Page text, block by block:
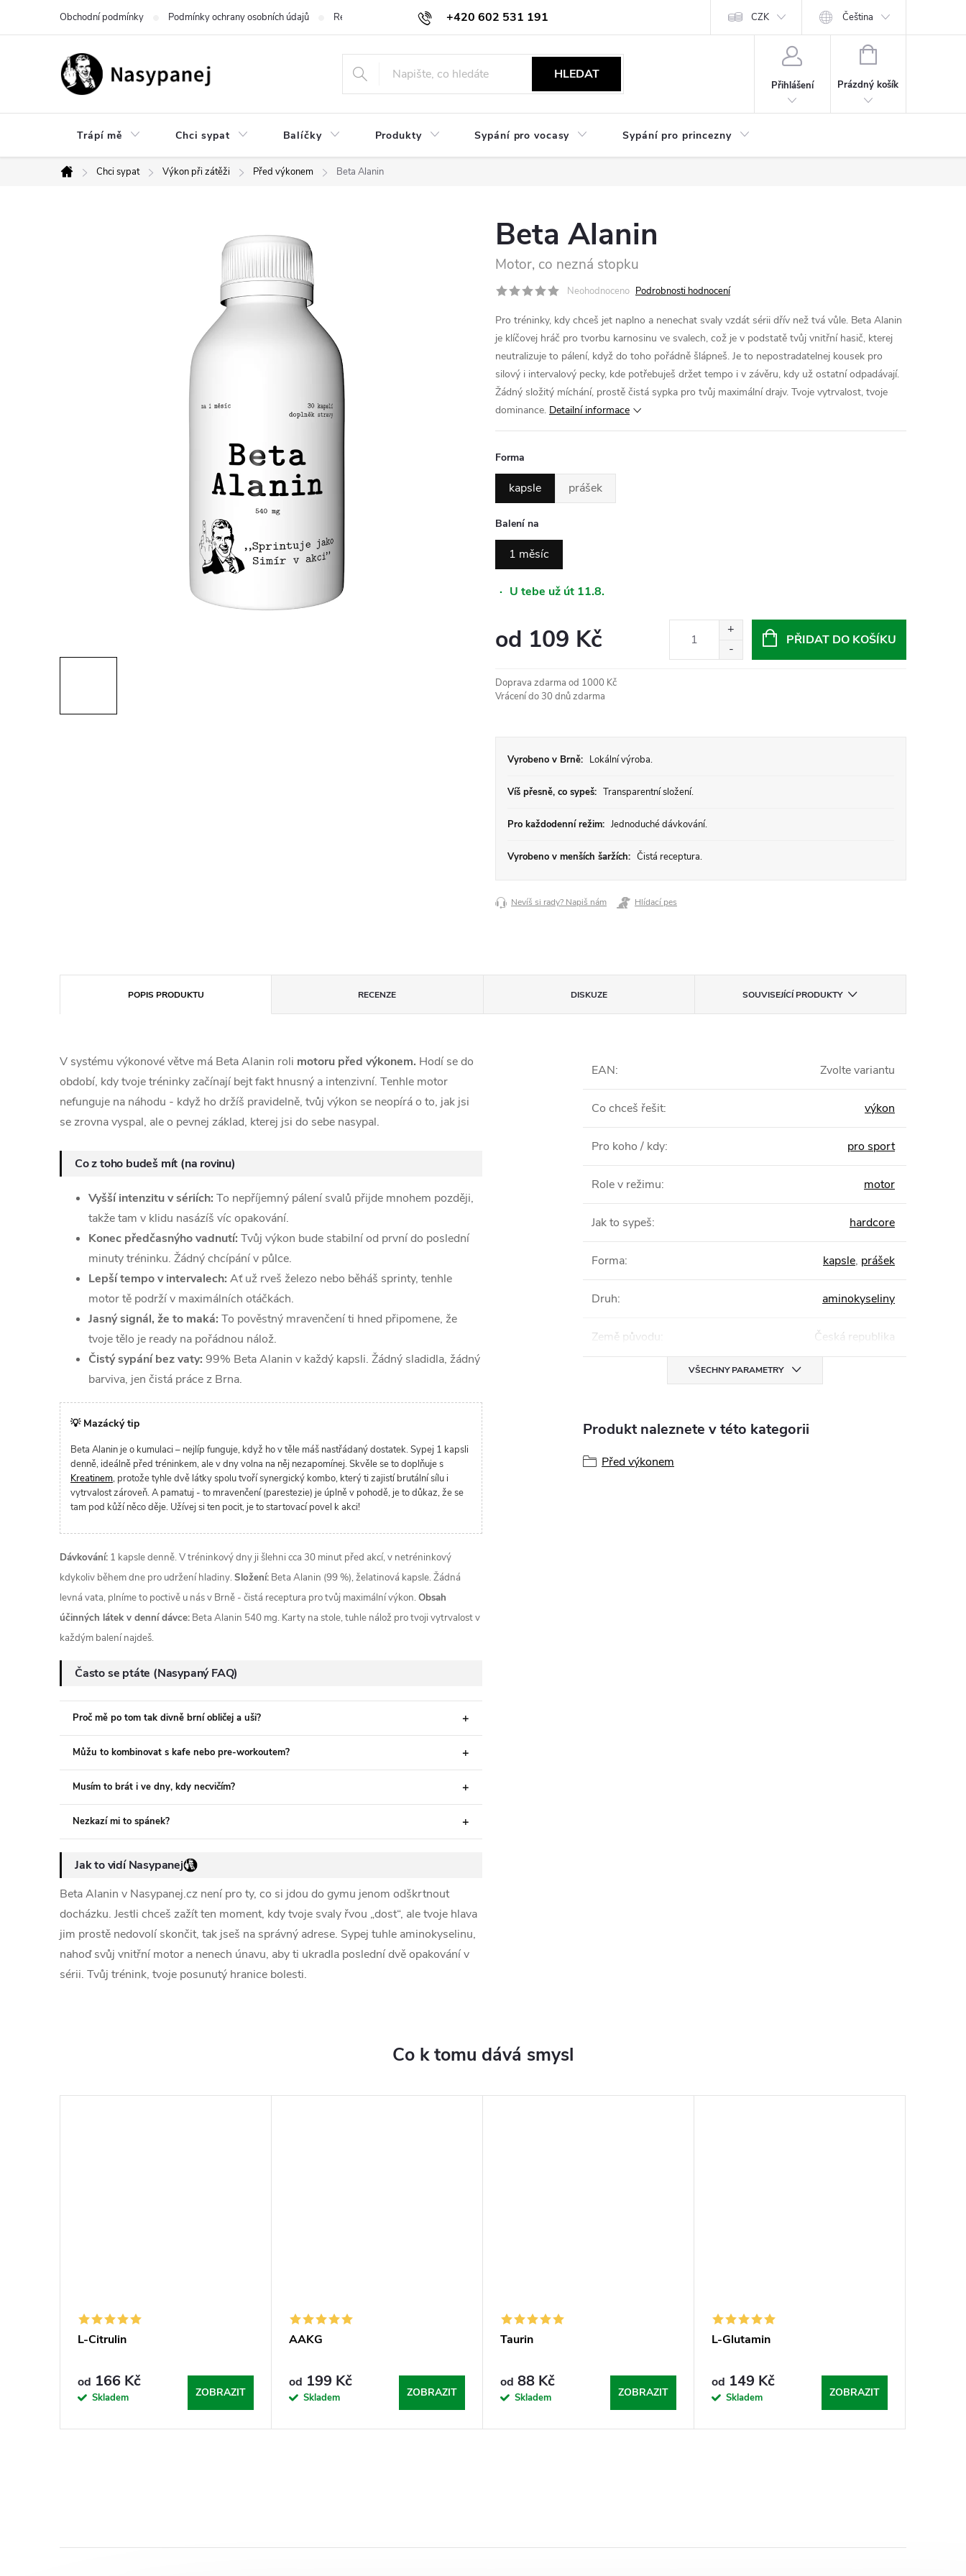
+420 602 531 191
Obchodní podmínky Podmínky ochrany osobních údajů Reklamace a vrácení Obchodní sdělení Hodnocení obchodu CZK Čeština
HLEDAT
Přihlášení
NÁKUPNÍ
Prázdný košík
Trápí mě Chci sypat Balíčky Produkty Sypání pro vocasy Sypání pro princezny
Domů
Chci sypat Výkon při zátěži Před výkonem Beta Alanin
Beta Alanin
Motor, co nezná stopku
Neohodnoceno Podrobnosti hodnocení
Pro tréninky, kdy chceš jet naplno a nenechat svaly vzdát sérii dřív než tvá vůle. Beta Alanin
je klíčovej hráč pro tvorbu karnosinu ve svalech, což je v podstatě tvůj vnitřní hasič, kterej
neutralizuje to pálení, když do toho pořádně šlápneš. Je to nepostradatelnej kousek pro
silový i intervalový pecky, kde potřebuješ držet tempo i v závěru, kdy už ostatní odpadávají.
Žádný složitý míchání, prostě čistá sypka pro tvůj maximální drajv. Tvoje vytrvalost, tvoje
dominance. Detailní informace
Forma
kapsle prášek
Balení na
1 měsíc
· U tebe už út 11.8.
od 109 Kč
cena:
PŘIDAT DO KOŠÍKU
Doprava zdarma od 1000 Kč
Vrácení do 30 dnů zdarma
Vyrobeno v Brně: Lokální výroba.
Víš přesně, co sypeš: Transparentní složení.
Pro každodenní režim: Jednoduché dávkování.
Vyrobeno v menších šaržích: Čistá receptura.
Nevíš si rady? Napiš nám Hlídací pes
POPIS PRODUKTU RECENZE DISKUZE SOUVISEJÍCÍ PRODUKTY
V systému výkonové větve má Beta Alanin roli motoru před výkonem. Hodí se do
období, kdy tvoje tréninky začínají bejt fakt hnusný a intenzivní. Tenhle motor
nefunguje na náhodu - když ho držíš pravidelně, tvůj výkon se neopírá o to, jak jsi
se zrovna vyspal, ale o pevnej základ, kterej jsi do sebe nasypal.
Co z toho budeš mít (na rovinu)
Vyšší intenzitu v sériích: To nepříjemný pálení svalů přijde mnohem později,
takže tam v klidu nasázíš víc opakování.
Konec předčasnýho vadnutí: Tvůj výkon bude stabilní od první do poslední
minuty tréninku. Žádný chcípání v půlce.
Lepší tempo v intervalech: Ať už rveš železo nebo běháš sprinty, tenhle
motor tě podrží v maximálních otáčkách.
Jasný signál, že to maká: To pověstný mravenčení ti hned připomene, že
tvoje tělo je ready na pořádnou nálož.
Čistý sypání bez vaty: 99% Beta Alanin v každý kapsli. Žádný sladidla, žádný
barviva, jen čistá práce z Brna.
💡 Mazácký tip
Beta Alanin je o kumulaci – nejlíp funguje, když ho v těle máš nastřádaný dostatek. Sypej 1 kapsli
denně, ideálně před tréninkem, ale v dny volna na něj nezapomínej. Skvěle se to doplňuje s
Kreatinem, protože tyhle dvě látky spolu tvoří synergický kombo, který ti zajistí brutální sílu i
vytrvalost zároveň. A pamatuj - to mravenčení (parestezie) je úplně v pohodě, je to důkaz, že se
tam pod kůží něco děje. Užívej si ten pocit, je to startovací povel k akci!
Dávkování: 1 kapsle denně. V tréninkový dny ji šlehni cca 30 minut před akcí, v netréninkový
kdykoliv během dne pro udržení hladiny.Složení: Beta Alanin (99 %), želatinová kapsle. Žádná
levná vata, plníme to poctivě u nás v Brně - čistá receptura pro tvůj maximální výkon.Obsah
účinných látek v denní dávce: Beta Alanin 540 mg. Karty na stole, tuhle nálož pro tvoji vytrvalost v
každým balení najdeš.
Často se ptáte (Nasypaný FAQ)
Proč mě po tom tak divně brní obličej a uši?
Můžu to kombinovat s kafe nebo pre-workoutem?
Musím to brát i ve dny, kdy necvičím?
Nezkazí mi to spánek?
Jak to vidí Nasypanej
Beta Alanin v Nasypanej.cz není pro ty, co si jdou do gymu jenom odškrtnout
docházku. Jestli chceš zažít ten moment, kdy tvoje svaly řvou „dost“, ale tvoje hlava
jim prostě nedovolí skončit, tak jseš na správný adrese. Sypej tuhle aminokyselinu,
nahoď svůj vnitřní motor a nenech únavu, aby ti ukradla poslední dvě opakování v
sérii. Tvůj trénink, tvoje posunutý hranice bolesti.
EAN: Zvolte variantu
Co chceš řešit: výkon
Pro koho / kdy: pro sport
Role v režimu: motor
Jak to sypeš: hardcore
Forma: kapsle, prášek
Druh: aminokyseliny
Země původu : Česká republika
VŠECHNY PARAMETRY
Produkt naleznete v této kategorii
Před výkonem
Co k tomu dává smysl
L-Citrulin
od 166 Kč
Skladem ZOBRAZIT
AAKG
od 199 Kč
Skladem ZOBRAZIT
Taurin
od 88 Kč
Skladem ZOBRAZIT
L-Glutamin
od 149 Kč
Skladem ZOBRAZIT